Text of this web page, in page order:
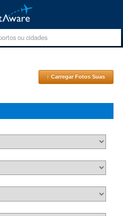
↑ Carregar Fotos Suas